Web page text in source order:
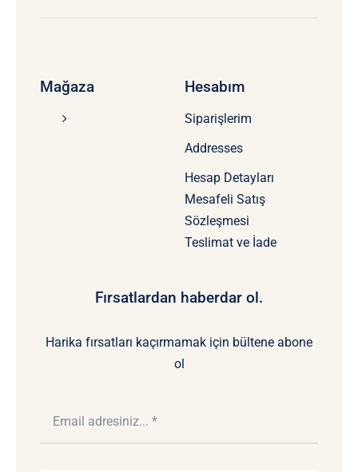
Mağaza Hesabım
Siparişlerim
Addresses
Hesap Detayları
Mesafeli Satış
Sözleşmesi
Teslimat ve İade
Fırsatlardan haberdar ol.
Harika fırsatları kaçırmamak için bültene abone
ol